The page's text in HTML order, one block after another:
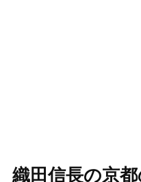
織田信長の京